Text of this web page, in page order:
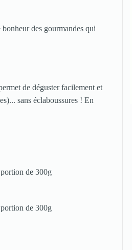
des gourmandes qui
de déguster facilement et
sans éclaboussures ! En
de 300g
de 300g